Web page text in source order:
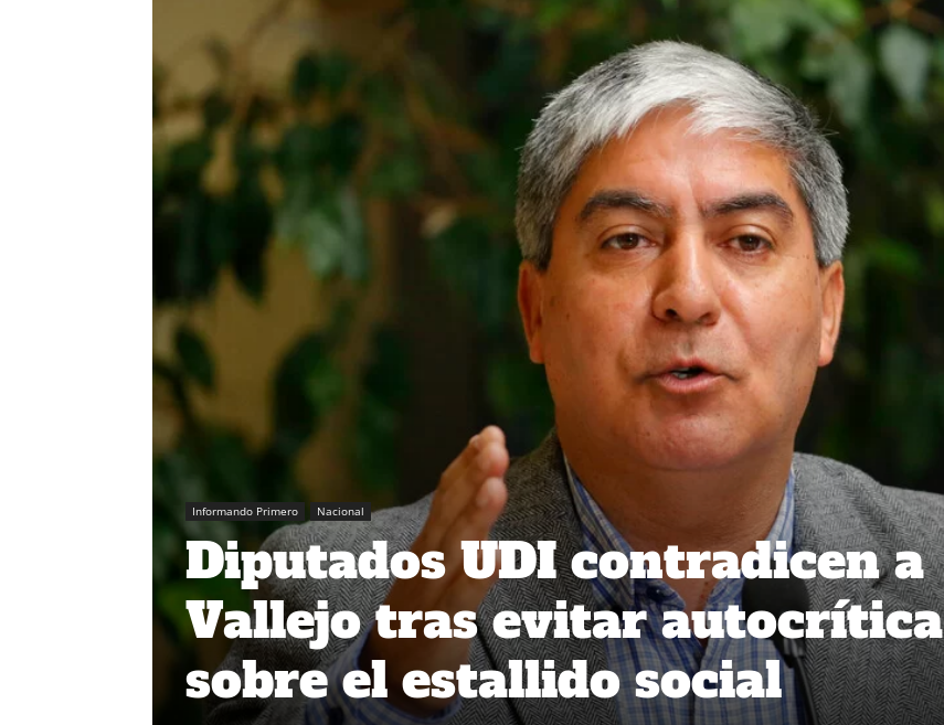
Informando Primero Nacional
Diputados UDI contradicen a
Vallejo tras evitar autocrítica
sobre el estallido social